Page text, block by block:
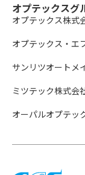
オプテックスグ
オプテックス株式
オプテックス・エ
サンリツオートメ
ミツテック株式会
オーパルオプテッ